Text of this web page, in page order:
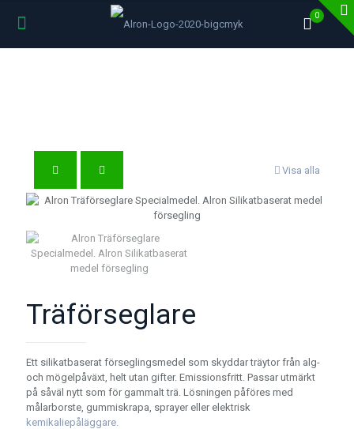
0
Visa alla
Träförseglare
Ett silikatbaserat förseglingsmedel som skyddar träytor från alg-
och mögelpåväxt, helt utan gifter. Emissionsfritt. Passar utmärkt
på såväl nytt som för gammalt trä. Lösningen påföres med
målarborste, gummiskrapa, sprayer eller elektrisk
kemikaliepåläggare.